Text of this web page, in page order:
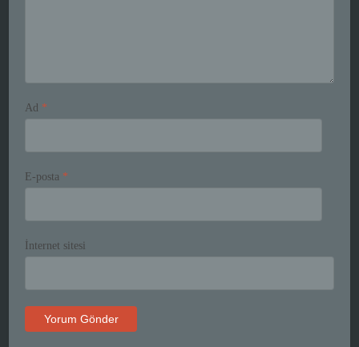
Ad *
E-posta *
İnternet sitesi